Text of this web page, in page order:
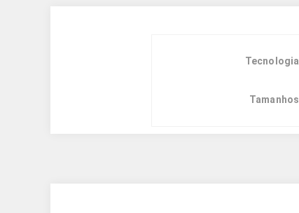
Tecnologia
Tamanhos